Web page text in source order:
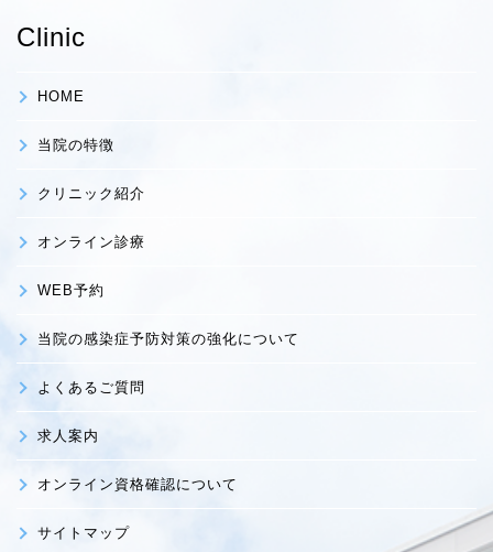
Clinic
HOME
当院の特徴
クリニック紹介
オンライン診療
WEB予約
当院の感染症予防対策の強化について
よくあるご質問
求人案内
オンライン資格確認について
サイトマップ